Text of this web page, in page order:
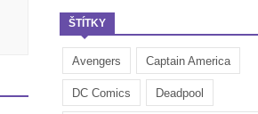
ŠTÍTKY
Avengers Captain America
DC Comics Deadpool